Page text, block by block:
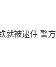
就被逮住 警方